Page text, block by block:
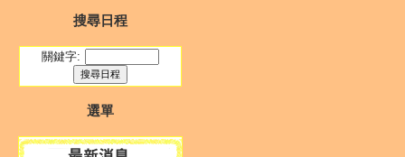
搜尋日程
關鍵字:
選單